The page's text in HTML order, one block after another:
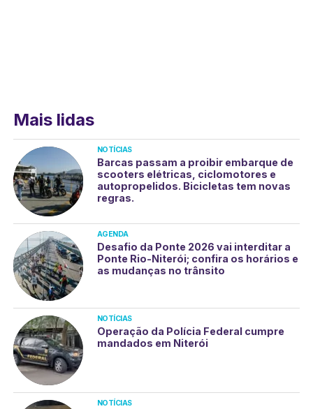
Mais lidas
NOTÍCIAS
Barcas passam a proibir embarque de
scooters elétricas, ciclomotores e
autopropelidos. Bicicletas tem novas
regras.
AGENDA
Desafio da Ponte 2026 vai interditar a
Ponte Rio-Niterói; confira os horários e
as mudanças no trânsito
NOTÍCIAS
Operação da Polícia Federal cumpre
mandados em Niterói
NOTÍCIAS